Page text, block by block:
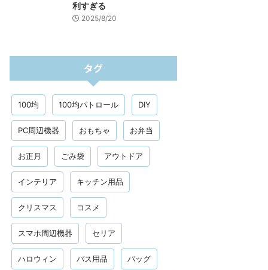
利すぎる
2025/8/20
タグ
100均 100均パトロール DIY
PC周辺機器 おもちゃ お弁当
お正月 ごみ袋 アウトドア
インテリア キッチン用品
クリスマス コスメ
スマホ周辺機器 セリア
ハロウィン バス用品 バッグ